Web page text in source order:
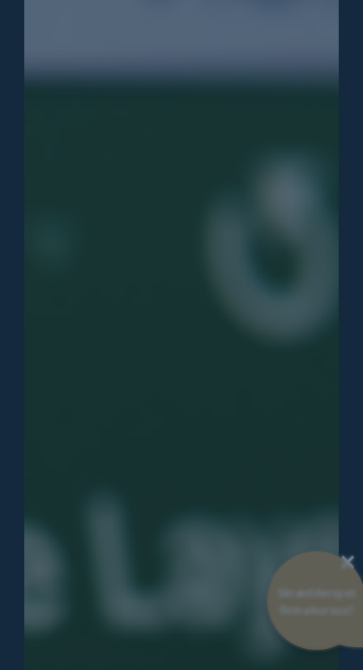
×
Skræddersyet
firmakursus?